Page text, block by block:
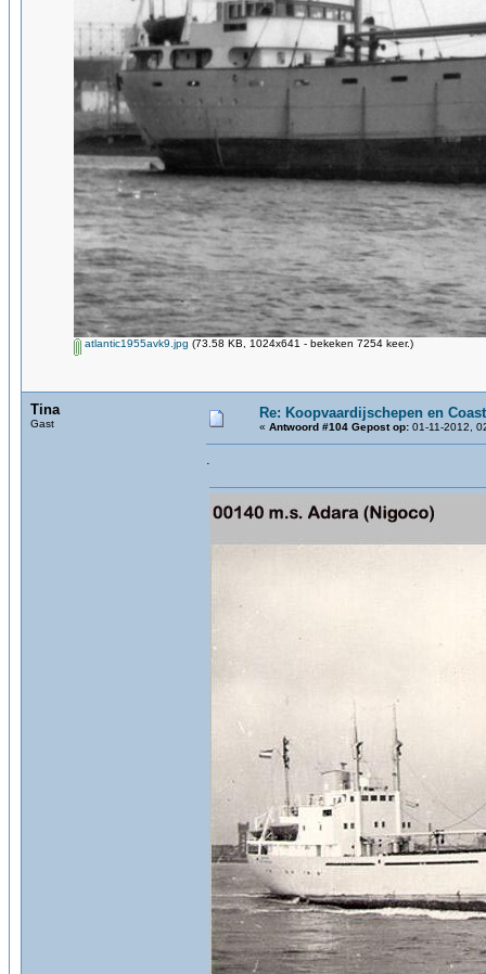
atlantic1955avk9.jpg (73.58 KB, 1024x641 - bekeken 7254 keer.)
Tina
Gast
Re: Koopvaardijschepen en
« Antwoord #104 Gepost op: 01-11-2012,
.